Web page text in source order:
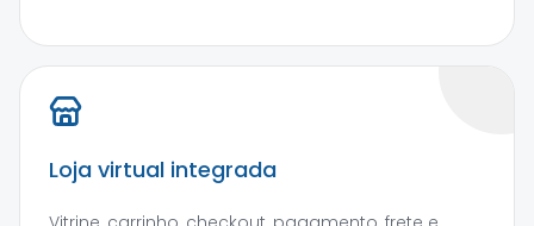
Loja virtual integrada